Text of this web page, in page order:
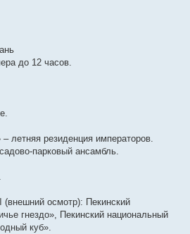
до 12 часов.
резиденция императоров.
парковый ансамбль.
осмотр): Пекинский
гнездо», Пекинский национальный
куб».